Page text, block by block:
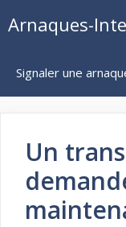
auArnaques-
Signaler une
Un